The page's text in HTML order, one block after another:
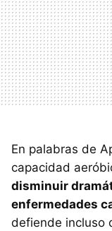
En palabras de
capacidad
disminuir
enfermedades
defiende incluso